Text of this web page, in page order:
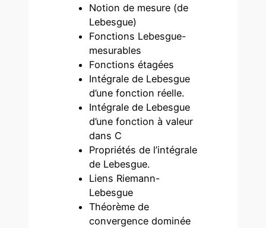
Notion de mesure (de
Lebesgue)
Fonctions Lebesgue-
mesurables
Fonctions étagées
Intégrale de Lebesgue
d’une fonction réelle.
Intégrale de Lebesgue
d’une fonction à valeur
dans C
Propriétés de l’intégrale
de Lebesgue.
Liens Riemann-
Lebesgue
Théorème de
convergence dominée